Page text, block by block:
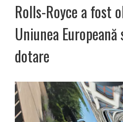
Rolls-Royce a fost
Uniunea
dotare